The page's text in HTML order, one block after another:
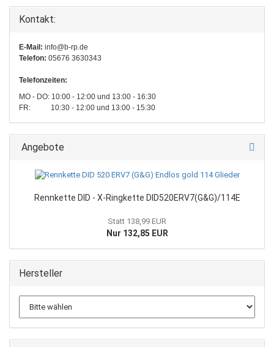
Kontakt:
E-Mail: info@b-rp.de
Telefon: 05676 3630343
Telefonzeiten:
MO - DO: 10:00 - 12:00 und 13:00 - 16:30
FR: 10:30 - 12:00 und 13:00 - 15:30
Angebote
Rennkette DID - X-Ringkette DID520ERV7(G&G)/114E
Statt 138,99 EUR
Nur 132,85 EUR
Hersteller